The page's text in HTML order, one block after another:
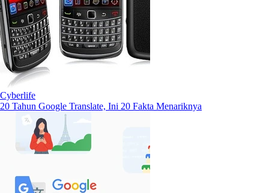
Cyberlife
20 Tahun Google Translate, Ini 20 Fakta Menariknya